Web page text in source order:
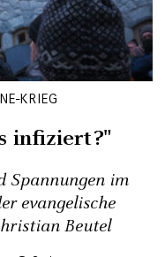
KRIEG
infiziert?"
Spannungen im
evangelische
Beutel